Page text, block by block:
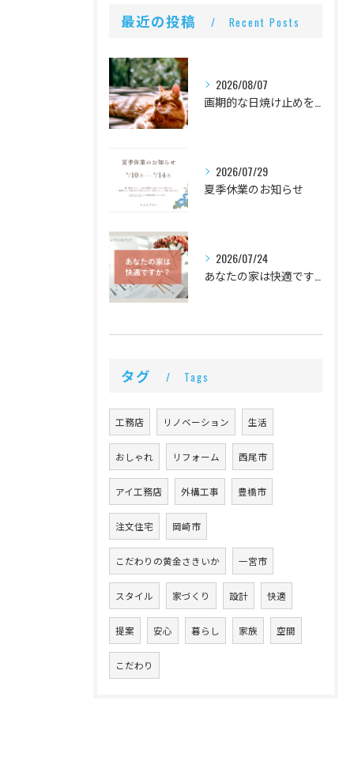
最近の投稿 Recent Posts
2026/08/07
2026/07/29
夏季休業のお知らせ
2026/07/24
タグ Tags
工務店 リノベーション 生活
おしゃれ リフォーム 西尾市
アイ工務店 外構工事 豊橋市
注文住宅 岡崎市
こだわりの黄金さきいか 一宮市
スタイル 家づくり 設計 快適
提案 安心 暮らし 家族 空間
こだわり